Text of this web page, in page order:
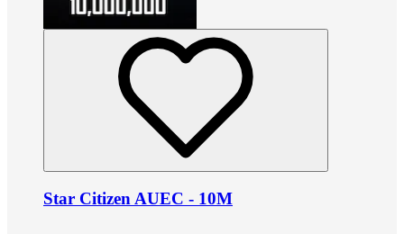
Star Citizen AUEC - 10M